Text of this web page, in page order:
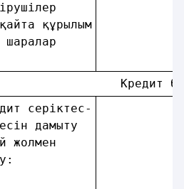
құрылым
шаралар
cepіктec-
дамыту
жолмен
жасау: